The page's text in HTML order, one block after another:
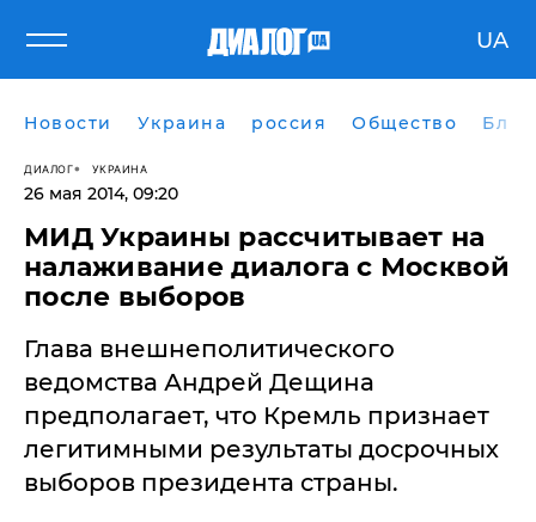
UA
Новости Украина россия Общество
ДИАЛОГ УКРАИНА
26 мая 2014, 09:20
​МИД Украины рассчитывает на
налаживание диалога с Москвой
после выборов
Глава внешнеполитического
ведомства Андрей Дещина
предполагает, что Кремль признает
легитимными результаты досрочных
выборов президента страны.